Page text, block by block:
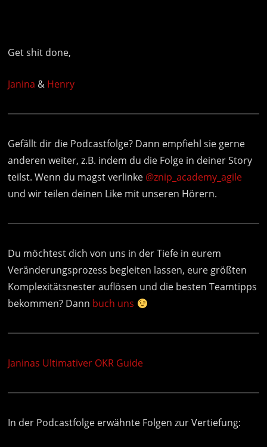
Get shit done,
Janina & Henry
Gefällt dir die Podcastfolge? Dann empfiehl sie gerne
anderen weiter, z.B. indem du die Folge in deiner Story
teilst. Wenn du magst verlinke @znip_academy_agile
und wir teilen deinen Like mit unseren Hörern.
Du möchtest dich von uns in der Tiefe in eurem
Veränderungsprozess begleiten lassen, eure größten
Komplexitätsnester auflösen und die besten Teamtipps
bekommen? Dann buch uns
Janinas Ultimativer OKR Guide
In der Podcastfolge erwähnte Folgen zur Vertiefung: